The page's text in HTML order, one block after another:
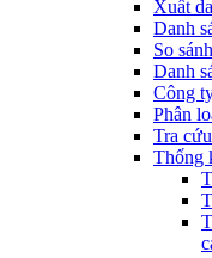
Xuất
Danh
So
Danh
Công
Phân
Tra
Thống